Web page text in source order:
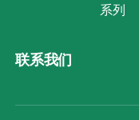
系列
联系我们